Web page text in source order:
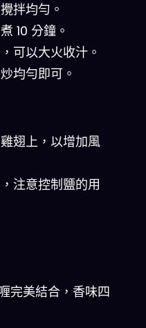
拌均勻。
10 分鐘。
可以大火收汁。
均勻即可。
翅上，以增加風
注意控制鹽的用
完美結合，香味四